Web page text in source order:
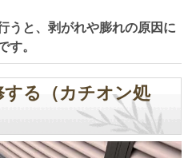
うと、剥がれや膨れの原因に
す。
る（カチオン処